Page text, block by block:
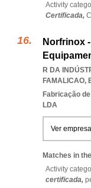
Activity
Certificada,
Norfrinox
R DA
FAMALICAO,
Fabricação
LDA
Ver empresa
Matches in
Activity
certificada,